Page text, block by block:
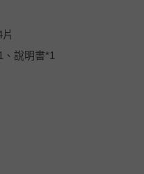
說明書*1